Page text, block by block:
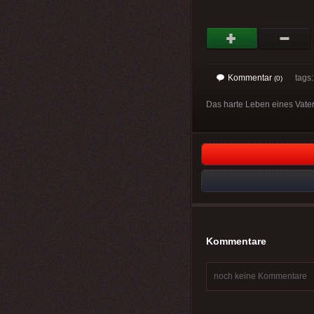
Kommentar (0) tags:
Das harte Leben eines
Kommentare
noch keine Kommentare